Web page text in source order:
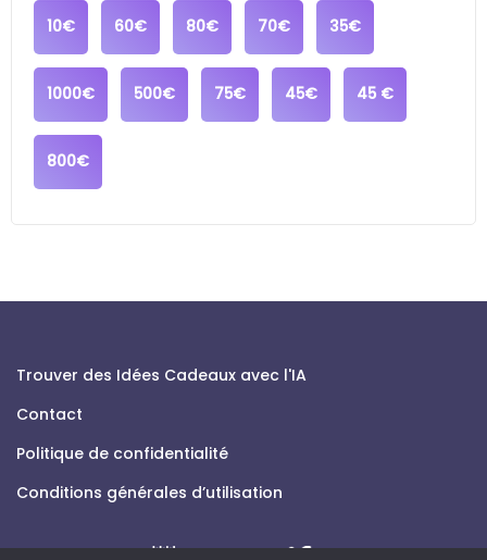
10€ 60€ 80€ 70€ 35€
1000€ 500€ 75€ 45€ 45 €
800€
Trouver des Idées Cadeaux avec l'IA
Contact
Politique de confidentialité
Conditions générales d’utilisation